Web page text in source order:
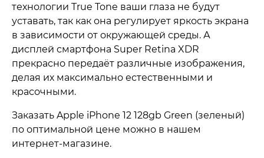
технологии True Tone ваши глаза не будут
уставать, так как она регулирует яркость экрана
в зависимости от окружающей среды. А
дисплей смартфона Super Retina XDR
прекрасно передаёт различные изображения,
делая их максимально естественными и
красочными.
Заказать Apple iPhone 12 128gb Green (зеленый)
по оптимальной цене можно в нашем
интернет-магазине.